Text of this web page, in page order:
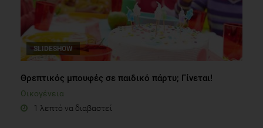
SLIDESHOW
Θρεπτικός μπουφές σε παιδικό πάρτυ; Γίνεται!
Οικογένεια
1 λεπτό να διαβαστεί